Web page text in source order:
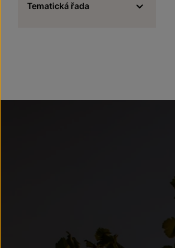
Tematická řada